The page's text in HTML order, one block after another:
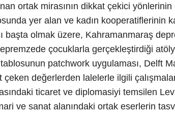
ortak mirasının dikkat çekici yönlerinin
yer alan ve kadın kooperatiflerinin
başta olmak üzere, Kahramanmaraş
çocuklarla gerçekleştirdiği
patchwork uygulaması, Delft
çeken değerlerden lalelerle ilgili
ticaret ve diplomasiyi temsilen
ve sanat alanındaki ortak eserlerin